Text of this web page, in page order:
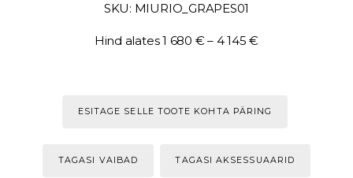
SKU: MIURIO_GRAPES01
Hind alates 1 680 € – 4 145 €
ESITAGE SELLE TOOTE KOHTA PÄRING
TAGASI VAIBAD TAGASI AKSESSUAARID